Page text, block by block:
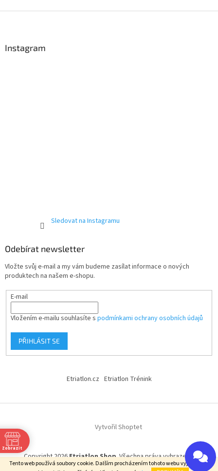
Tento web používá soubory cookie. Dalším procházením tohoto webu vyjadřujete
Instagram
Sledovat na Instagramu
Odebírat newsletter
Vložte svůj e-mail a my vám budeme zasílat informace o nových
produktech na našem e-shopu.
E-mail
Vložením e-mailu souhlasíte s podmínkami ochrany osobních údajů
PŘIHLÁSIT SE
Etriatlon.cz Etriatlon Trénink
Vytvořil Shoptet
Copyright 2026Etriatlon Shop. Všechna práva vyhrazena.
Zobrazit